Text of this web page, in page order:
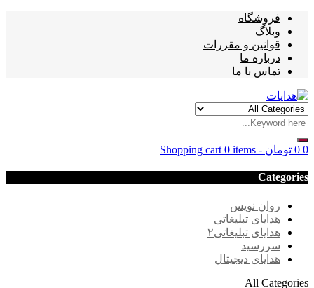
فروشگاه
وبلاگ
قوانین و مقررات
درباره ما
تماس با ما
Shopping cart 0 items - 0 تومان 0
Categories
روان نویس
هدایای تبلیغاتی
هدایای تبلیغاتی۲
سررسید
هدایای دیجیتال
All Categories